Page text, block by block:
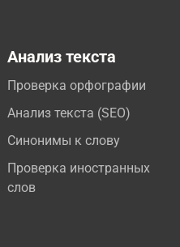
Анализ текста
Проверка орфографии
Анализ текста (SEO)
Синонимы к слову
Проверка иностранных
слов